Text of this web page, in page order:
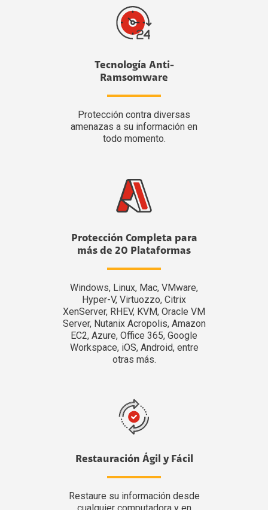
Tecnología Anti-
Ramsomware
Protección contra diversas
amenazas a su información en
todo momento.
Protección Completa para
más de 20 Plataformas
Windows, Linux, Mac, VMware,
Hyper-V, Virtuozzo, Citrix
XenServer, RHEV, KVM, Oracle VM
Server, Nutanix Acropolis, Amazon
EC2, Azure, Office 365, Google
Workspace, iOS, Android, entre
otras más.
Restauración Ágil y Fácil
Restaure su información desde